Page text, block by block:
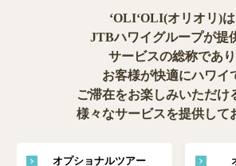
ʻOLIʻOLI(オリオリ)は
JTBハワイグループが提
サービスの総称であり
お客様が快適にハワイ
ご滞在をお楽しみいただけ
様々なサービスを提供して
オプショナルツアー